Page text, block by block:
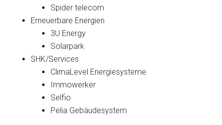
Spider telecom
Erneuerbare Energien
3U Energy
Solarpark
SHK/Services
ClimaLevel Energiesysteme
Immowerker
Selfio
Pelia Gebäudesystem